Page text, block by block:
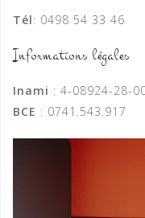
Tél: 0498 54 33 46
Informations légales
Inami : 4-08924-28-
BCE : 0741.543.917